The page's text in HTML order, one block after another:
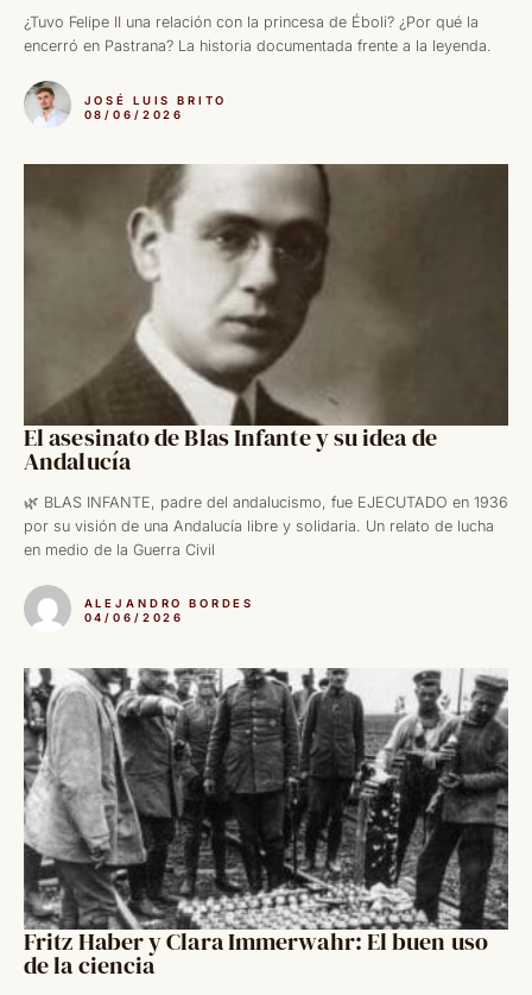
¿Tuvo Felipe II una relación con la princesa de Éboli? ¿Por qué la
encerró en Pastrana? La historia documentada frente a la leyenda.
JOSÉ LUIS BRITO
08/06/2026
El asesinato de Blas Infante y su idea de
Andalucía
🌿 BLAS INFANTE, padre del andalucismo, fue EJECUTADO en 1936
por su visión de una Andalucía libre y solidaria. Un relato de lucha
en medio de la Guerra Civil
ALEJANDRO BORDES
04/06/2026
Fritz Haber y Clara Immerwahr: El buen uso
de la ciencia